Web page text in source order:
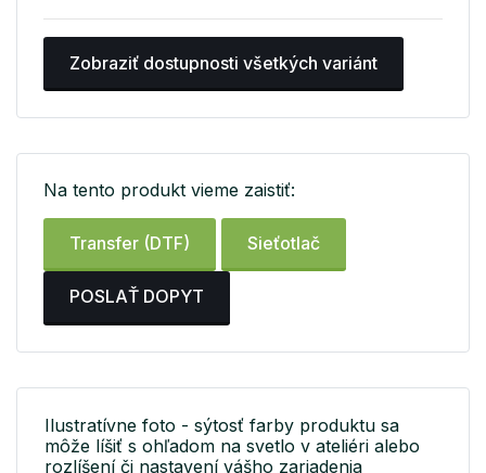
Zobraziť dostupnosti všetkých variánt
Na tento produkt vieme zaistiť:
Transfer (DTF) Sieťotlač
POSLAŤ DOPYT
Ilustratívne foto - sýtosť farby produktu sa
môže líšiť s ohľadom na svetlo v ateliéri alebo
rozlíšení či nastavení vášho zariadenia